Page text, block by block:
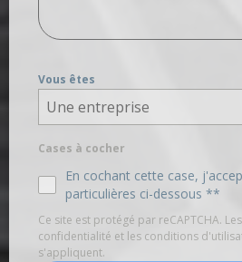
Vous êtes
Une entreprise
Cases à cocher
En cochant cette case,
particulières ci-dessous **
Ce site est protégé par reCAPTCHA.
confidentialité et les conditions
s'appliquent.